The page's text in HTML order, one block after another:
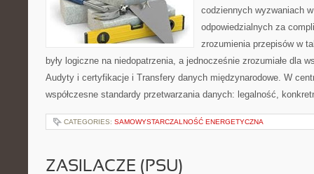
codziennych wyzwaniach
odpowiedzialnych za
zrozumienia przepisów w
były logiczne na niedopatrzenia, a jednocześnie zrozumiałe dla
Audyty i certyfikacje i Transfery danych międzynarodowe. W
współczesne standardy przetwarzania danych: legalność,
CATEGORIES: SAMOWYSTARCZALNOŚĆ ENERGETYCZNA
ZASILACZE (PSU)